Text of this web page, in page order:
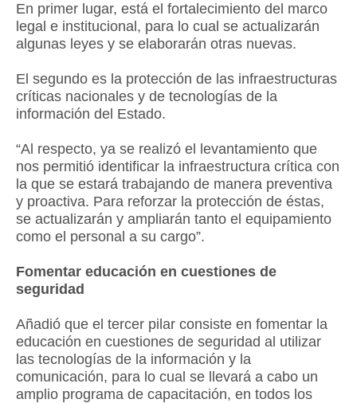
En primer lugar, está el fortalecimiento del marco
legal e institucional, para lo cual se actualizarán
algunas leyes y se elaborarán otras nuevas.
El segundo es la protección de las infraestructuras
críticas nacionales y de tecnologías de la
información del Estado.
“Al respecto, ya se realizó el levantamiento que
nos permitió identificar la infraestructura crítica con
la que se estará trabajando de manera preventiva
y proactiva. Para reforzar la protección de éstas,
se actualizarán y ampliarán tanto el equipamiento
como el personal a su cargo”.
Fomentar educación en cuestiones de
seguridad
Añadió que el tercer pilar consiste en fomentar la
educación en cuestiones de seguridad al utilizar
las tecnologías de la información y la
comunicación, para lo cual se llevará a cabo un
amplio programa de capacitación, en todos los